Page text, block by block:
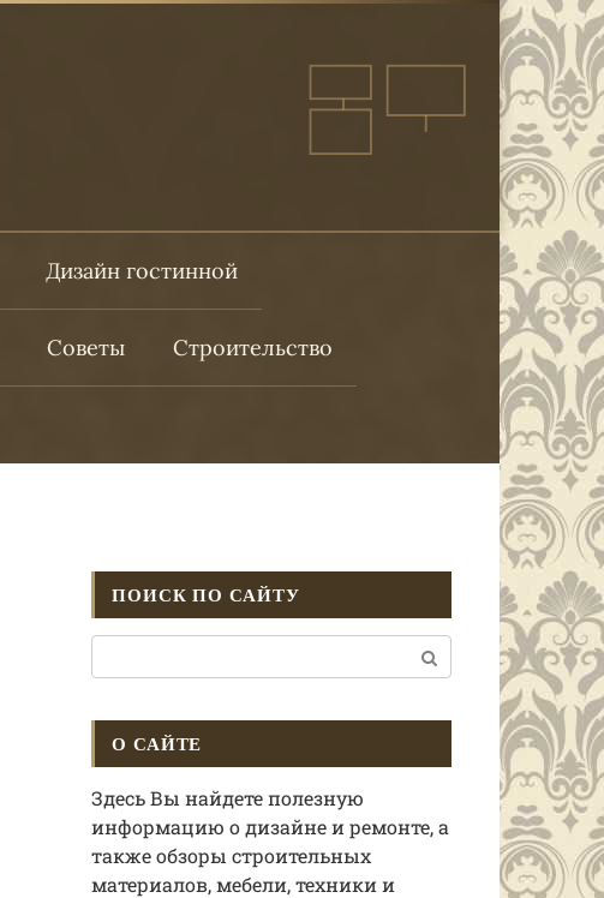
Дизайн гостинной
Советы Строительство
ПОИСК ПО САЙТУ
О САЙТЕ
Здесь Вы найдете полезную
информацию о дизайне и ремонте, а
также обзоры строительных
материалов, мебели, техники и